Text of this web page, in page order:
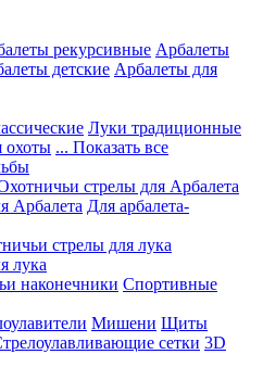
рекурсивные Арбалеты
детские Арбалеты для
Луки традиционные
охоты ... Показать все
стрелы для Арбалета
Арбалета Для арбалета-
стрелы для лука
лука
наконечники Спортивные
Мишени Щиты
сетки 3D